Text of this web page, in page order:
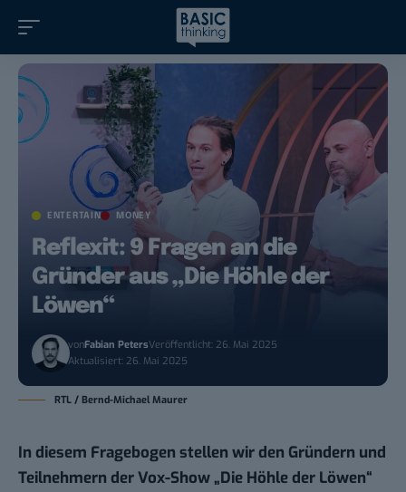
ENTERTAIN MONEY
Reflexit: 9 Fragen an die
Gründer aus „Die Höhle der
Löwen“
vonFabian PetersVeröffentlicht: 26. Mai 2025
Aktualisiert: 26. Mai 2025
RTL / Bernd-Michael Maurer
In diesem Fragebogen stellen wir den Gründern und
Teilnehmern der Vox-Show „Die Höhle der Löwen“